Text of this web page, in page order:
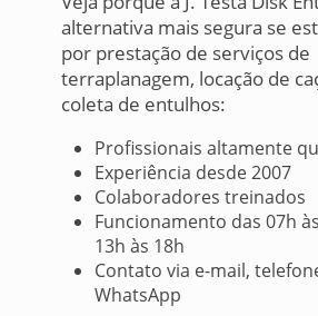
alternativa mais segura se
por prestação de serviços de
terraplanagem, locação de
coleta de entulhos:
Profissionais altamente
Experiência desde 2007
Colaboradores treinados
Funcionamento das 07h
13h às 18h
Contato via e-mail,
WhatsApp